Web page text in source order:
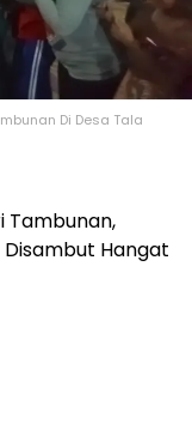
Di Desa Tala
Tambunan,
Disambut Hangat